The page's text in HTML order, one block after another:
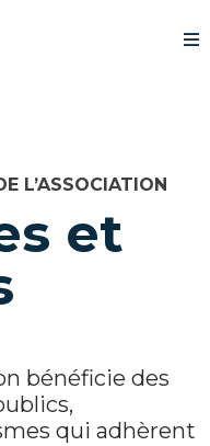
L’ASSOCIATION
et
bénéficie des
qui adhèrent